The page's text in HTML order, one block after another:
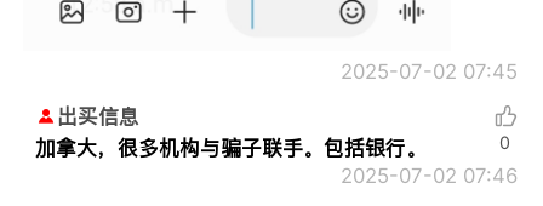
2025-07-02 07:45
出买信息
加拿大，很多机构与骗子联手。包括银行。
2025-07-02 07:46
0